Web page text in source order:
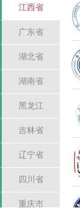
江西省
广东省
湖北省
湖南省
黑龙江
吉林省
辽宁省
四川省
重庆市